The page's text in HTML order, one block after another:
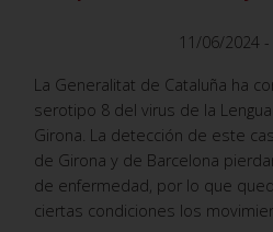
11/06/2024
La Generalitat de Cataluña ha
serotipo 8 del virus de la
Girona. La detección de este
de Girona y de Barcelona
de enfermedad, por lo que
ciertas condiciones los